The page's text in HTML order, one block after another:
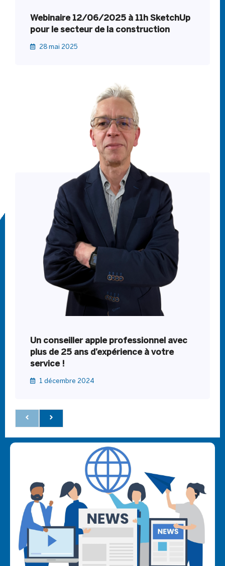
Webinaire 12/06/2025 à 11h SketchUp
pour le secteur de la construction
28 mai 2025
Un conseiller apple professionnel avec
plus de 25 ans d’expérience à votre
service !
1 décembre 2024